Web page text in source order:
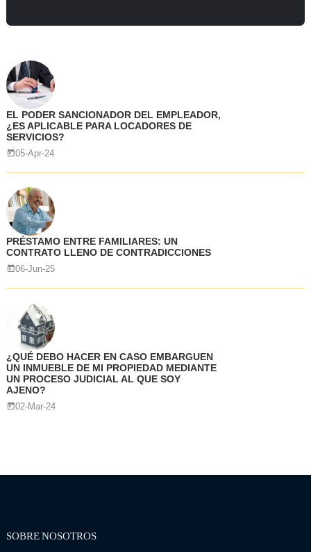
EL PODER SANCIONADOR DEL EMPLEADOR,
¿ES APLICABLE PARA LOCADORES DE
SERVICIOS?
05-Apr-24
PRÉSTAMO ENTRE FAMILIARES: UN
CONTRATO LLENO DE CONTRADICCIONES
06-Jun-25
¿QUÉ DEBO HACER EN CASO EMBARGUEN
UN INMUEBLE DE MI PROPIEDAD MEDIANTE
UN PROCESO JUDICIAL AL QUE SOY
AJENO?
02-Mar-24
SOBRE NOSOTROS